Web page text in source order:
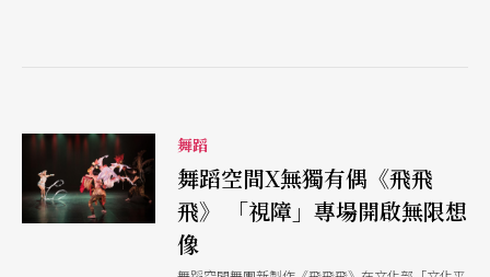
舞蹈
舞蹈空間X無獨有偶《飛飛
飛》 「視障」專場開啟無限想
像